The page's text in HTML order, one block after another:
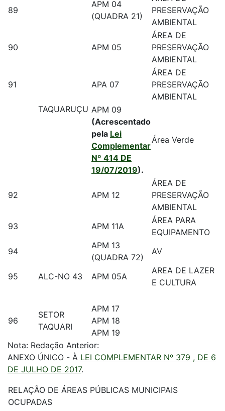
TAQUARUÇU
89
APM 04
(QUADRA 21)
PRESERVAÇÃO
AMBIENTAL
90 APM 05
ÁREA DE
PRESERVAÇÃO
AMBIENTAL
91 APA 07
ÁREA DE
PRESERVAÇÃO
AMBIENTAL
APM 09
(Acrescentado
pela Lei
Complementar
Nº 414 DE
19/07/2019).
Área Verde
92 APM 12
ÁREA DE
PRESERVAÇÃO
AMBIENTAL
93
APM 11A
ÁREA PARA
EQUIPAMENTO
94
APM 13
(QUADRA 72)
AV
95 ALC-NO 43 APM 05A
AREA DE LAZER
E CULTURA
96
SETOR
TAQUARI
APM 17
APM 18
APM 19
Nota: Redação Anterior:
ANEXO ÚNICO - À LEI COMPLEMENTAR Nº 379 , DE 6
DE JULHO DE 2017.
RELAÇÃO DE ÁREAS PÚBLICAS MUNICIPAIS
OCUPADAS